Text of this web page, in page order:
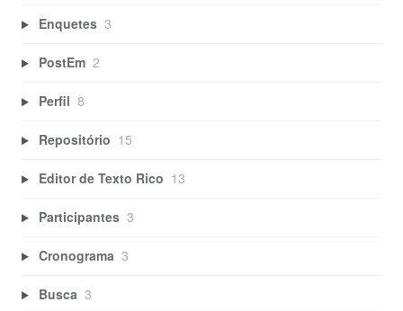
Enquetes 3
PostEm 2
Perfil 8
Repositório 15
Editor de Texto Rico 13
Participantes 3
Cronograma 3
Busca 3